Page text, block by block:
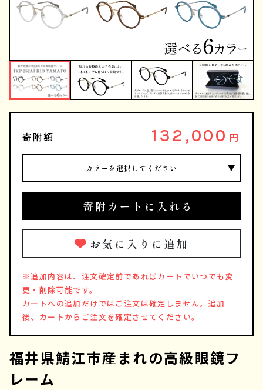
寄附額 132,000 円
カラーを選択してください
寄附カートに入れる
お気に入りに追加
※追加内容は、注文確定前であればカートでいつでも変
更・削除可能です。
カートへの追加だけではご注文は確定しません。追加
後、カートからご注文を確定させてください。
福井県鯖江市産まれの高級眼鏡フ
レーム